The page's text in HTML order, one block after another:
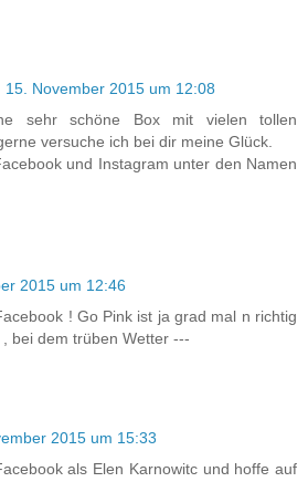
15. November 2015 um 12:08
sehr schöne Box mit vielen tollen
versuche ich bei dir meine Glück.
und Instagram unter den Namen
2015 um 12:46
! Go Pink ist ja grad mal n richtig
bei dem trüben Wetter ---
2015 um 15:33
als Elen Karnowitc und hoffe auf